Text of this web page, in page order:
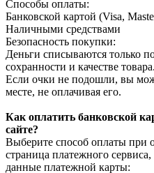
Способы оплаты:
Банковской картой (Visa,
Наличными средствами
Безопасность покупки:
Деньги списываются только
сохранности и качестве товара.
Если очки не подошли, вы
месте, не оплачивая его.
Как оплатить банковской
сайте?
Выберите способ оплаты при
страница платежного
данные платежной карты: